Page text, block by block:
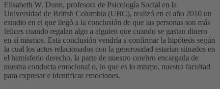
Elisabeth W. Dunn, profesora de Psicología Social en la
Universidad de British Columbia (UBC), realizó en el año 2010 un
estudio en el que llegó a la conclusión de que las personas son más
felices cuando regalan algo a alguien que cuando se gastan dinero
en sí mismos. Esta conclusión vendría a confirmar la hipótesis según
la cual los actos relacionados con la generosidad estarían situados en
el hemisferio derecho, la parte de nuestro cerebro encargada de
nuestra conducta emocional o, lo que es lo mismo, nuestra facultad
para expresar e identificar emociones.